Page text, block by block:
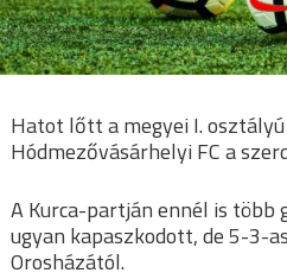
Hatot lőtt a megyei I.
Hódmezővásárhelyi FC a
A Kurca-partján ennél is több
ugyan kapaszkodott, de 5-3-
Orosházától.